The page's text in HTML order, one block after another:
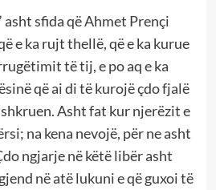
asht sfida që Ahmet Prençi
e ka rujt thellë, që e ka kurue
të tij, e po aq e ka
që ai di të kurojë çdo fjalë
Asht fat kur njerëzit e
na kena nevojë, për ne asht
ngjarje në këtë libër asht
në atë lukuni e që guxoi të